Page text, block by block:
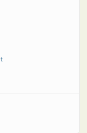
| Emerson, la Ilot del año